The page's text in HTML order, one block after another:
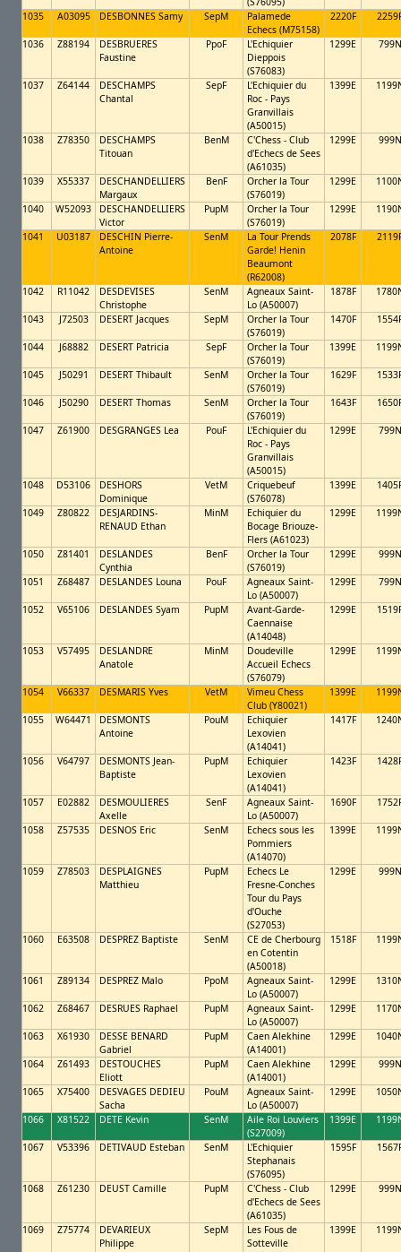
1035 A03095 DESBONNES Samy SepM
Palamede
Echecs (M75158)
2220F
1036 Z88194
DESBRUERES
Faustine
PpoF
L'Echiquier
Dieppois
(S76083)
1299E 799N
1037 Z64144
DESCHAMPS
Chantal
SepF
L'Echiquier du
Roc - Pays
Granvillais
(A50015)
1399E
1038 Z78350
DESCHAMPS
Titouan
BenM
C'Chess - Club
d'Echecs de Sees
(A61035)
1299E 999N
1039 X55337
DESCHANDELLIERS
Margaux
BenF
Orcher la Tour
(S76019)
1299E
1040 W52093
DESCHANDELLIERS
Victor
PupM
Orcher la Tour
(S76019)
1299E
1041 U03187
DESCHIN Pierre-
Antoine
SenM
La Tour Prends
Garde! Henin
Beaumont
(R62008)
2078F
1042 R11042
DESDEVISES
Christophe
SenM
Agneaux Saint-
Lo (A50007)
1878F
1043 J72503 DESERT Jacques SepM
Orcher la Tour
(S76019)
1470F
1044 J68882 DESERT Patricia SepF
Orcher la Tour
(S76019)
1399E
1045 J50291 DESERT Thibault SenM
Orcher la Tour
(S76019)
1629F
1046 J50290 DESERT Thomas SenM
Orcher la Tour
(S76019)
1643F
1047 Z61900 DESGRANGES Lea PouF
L'Echiquier du
Roc - Pays
Granvillais
(A50015)
1299E 799N
1048 D53106
DESHORS
Dominique
VetM
Criquebeuf
(S76078)
1399E
1049 Z80822
DESJARDINS-
RENAUD Ethan
MinM
Echiquier du
Bocage Briouze-
Flers (A61023)
1299E
1050 Z81401
DESLANDES
Cynthia
BenF
Orcher la Tour
(S76019)
1299E 999N
1051 Z68487 DESLANDES Louna PouF
Agneaux Saint-
Lo (A50007)
1299E 799N
1052 V65106 DESLANDES Syam PupM
Avant-Garde-
Caennaise
(A14048)
1299E
1053 V57495
DESLANDRE
Anatole
MinM
Doudeville
Accueil Echecs
(S76079)
1299E
1054 V66337 DESMARIS Yves VetM
Vimeu Chess
Club (Y80021)
1399E
1055 W64471
DESMONTS
Antoine
PouM
Echiquier
Lexovien
(A14041)
1417F
1056 V64797
DESMONTS Jean-
Baptiste
PupM
Echiquier
Lexovien
(A14041)
1423F
1057 E02882
DESMOULIERES
Axelle
SenF
Agneaux Saint-
Lo (A50007)
1690F
1058 Z57535 DESNOS Eric SenM
Echecs sous les
Pommiers
(A14070)
1399E
1059 Z78503
DESPLAIGNES
Matthieu
PupM
Echecs Le
Fresne-Conches
Tour du Pays
d'Ouche
(S27053)
1299E 999N
1060 E63508 DESPREZ Baptiste SenM
CE de Cherbourg
en Cotentin
(A50018)
1518F
1061 Z89134 DESPREZ Malo PpoM
Agneaux Saint-
Lo (A50007)
1299E
1062 Z68467 DESRUES Raphael PupM
Agneaux Saint-
Lo (A50007)
1299E
1063 X61930
DESSE BENARD
Gabriel
PupM
Caen Alekhine
(A14001)
1299E
1064 Z61493
DESTOUCHES
Eliott
PupM
Caen Alekhine
(A14001)
1299E 999N
1065 X75400
DESVAGES DEDIEU
Sacha
PouM
Agneaux Saint-
Lo (A50007)
1299E
1066 X81522 DETE Kevin SenM
Aile Roi Louviers
(S27009)
1399E
1067 V53396 DETIVAUD Esteban SenM
L'Echiquier
Stephanais
(S76095)
1595F
1068 Z61230 DEUST Camille PupM
C'Chess - Club
d'Echecs de Sees
(A61035)
1299E 999N
1069 Z75774
DEVARIEUX
Philippe
SepM
Les Fous de
Sotteville
1399E